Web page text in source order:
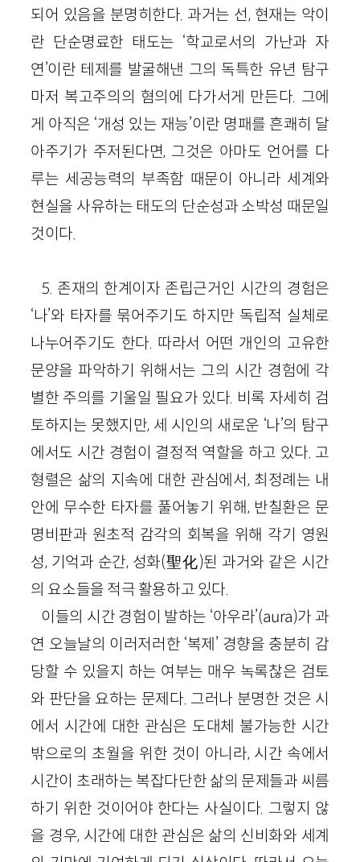
되어 있음을 분명히한다. 과거는 선, 현재는 악이
란 단순명료한 태도는 ‘학교로서의 가난과 자
연’이란 테제를 발굴해낸 그의 독특한 유년 탐구
마저 복고주의의 혐의에 다가서게 만든다. 그에
게 아직은 ‘개성 있는 재능’이란 명패를 흔쾌히 달
아주기가 주저된다면, 그것은 아마도 언어를 다
루는 세공능력의 부족함 때문이 아니라 세계와
현실을 사유하는 태도의 단순성과 소박성 때문일
것이다.
5. 존재의 한계이자 존립근거인 시간의 경험은
‘나’와 타자를 묶어주기도 하지만 독립적 실체로
나누어주기도 한다. 따라서 어떤 개인의 고유한
문양을 파악하기 위해서는 그의 시간 경험에 각
별한 주의를 기울일 필요가 있다. 비록 자세히 검
토하지는 못했지만, 세 시인의 새로운 ‘나’의 탐구
에서도 시간 경험이 결정적 역할을 하고 있다. 고
형렬은 삶의 지속에 대한 관심에서, 최정례는 내
안에 무수한 타자를 풀어놓기 위해, 반칠환은 문
명비판과 원초적 감각의 회복을 위해 각기 영원
성, 기억과 순간, 성화(聖化)된 과거와 같은 시간
의 요소들을 적극 활용하고 있다.
이들의 시간 경험이 발하는 ‘아우라’(aura)가 과
연 오늘날의 이러저러한 ‘복제’ 경향을 충분히 감
당할 수 있을지 하는 여부는 매우 녹록찮은 검토
와 판단을 요하는 문제다. 그러나 분명한 것은 시
에서 시간에 대한 관심은 도대체 불가능한 시간
밖으로의 초월을 위한 것이 아니라, 시간 속에서
시간이 초래하는 복잡다단한 삶의 문제들과 씨름
하기 위한 것이어야 한다는 사실이다. 그렇지 않
을 경우, 시간에 대한 관심은 삶의 신비화와 세계